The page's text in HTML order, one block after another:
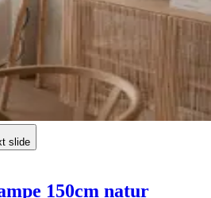
slide
150cm natur